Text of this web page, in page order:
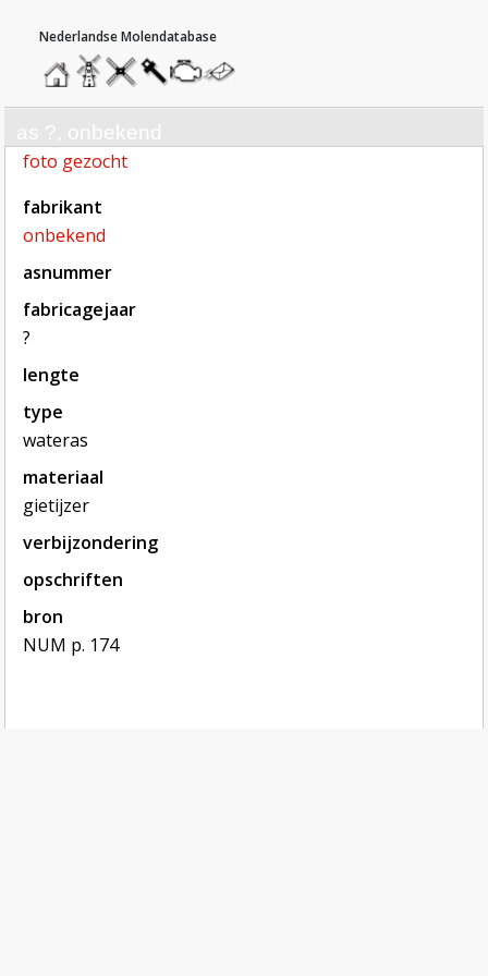
homemolendatabase
roedendatabase
assendatabase
motorendatabase
stuur
een
bericht
as ?, onbekend
foto gezocht
fabrikant
onbekend
asnummer
fabricagejaar
?
lengte
type
wateras
materiaal
gietijzer
verbijzondering
opschriften
bron
NUM p. 174